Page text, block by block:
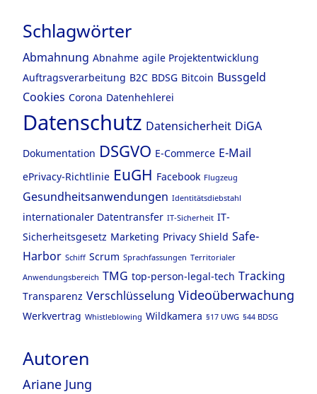
Schlagwörter
Abmahnung Abnahme agile Projektentwicklung
Auftragsverarbeitung B2C BDSG Bitcoin Bussgeld
Cookies Corona Datenhehlerei
Datenschutz Datensicherheit DiGA
Dokumentation DSGVO E-Commerce E-Mail
ePrivacy-Richtlinie EuGH Facebook Flugzeug
Gesundheitsanwendungen Identitätsdiebstahl
internationaler Datentransfer IT-Sicherheit IT-
Sicherheitsgesetz Marketing Privacy Shield Safe-
Harbor Schiff Scrum Sprachfassungen Territorialer
Anwendungsbereich TMG top-person-legal-tech Tracking
Transparenz Verschlüsselung Videoüberwachung
Werkvertrag Whistleblowing Wildkamera §17 UWG §44 BDSG
Autoren
Ariane Jung